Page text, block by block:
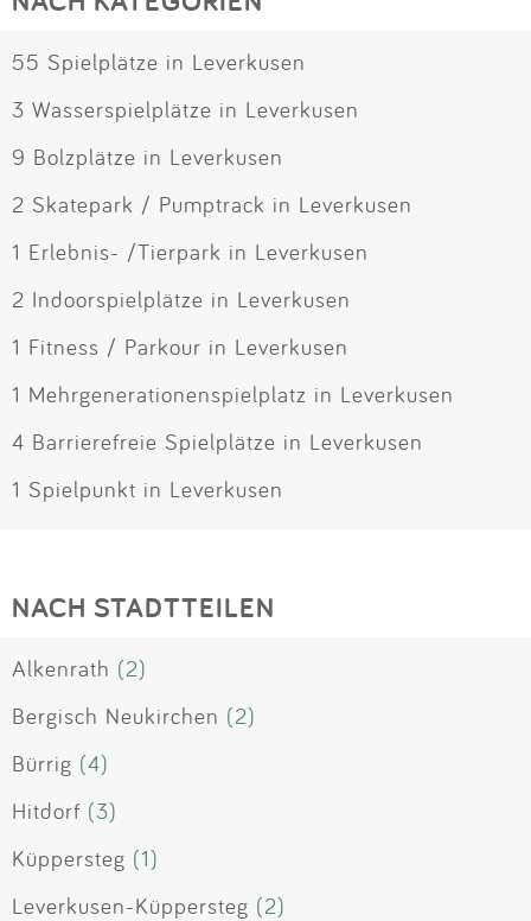
55 Spielplätze in Leverkusen
3 Wasserspielplätze in Leverkusen
9 Bolzplätze in Leverkusen
2 Skatepark / Pumptrack in Leverkusen
1 Erlebnis- /Tierpark in Leverkusen
2 Indoorspielplätze in Leverkusen
1 Fitness / Parkour in Leverkusen
1 Mehrgenerationenspielplatz in Leverkusen
4 Barrierefreie Spielplätze in Leverkusen
1 Spielpunkt in Leverkusen
NACH STADTTEILEN
Alkenrath (2)
Bergisch Neukirchen (2)
Bürrig (4)
Hitdorf (3)
Küppersteg (1)
Leverkusen-Küppersteg (2)